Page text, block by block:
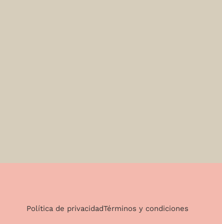
Política de privacidadTérminos y condiciones